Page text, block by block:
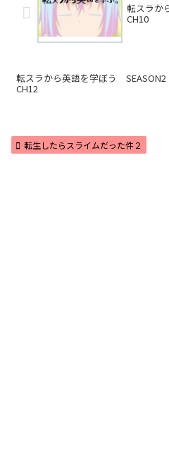
転スラか
CH10
転スラから英語を学ぼう SEASON2
CH12
転生したらスライムだった件２